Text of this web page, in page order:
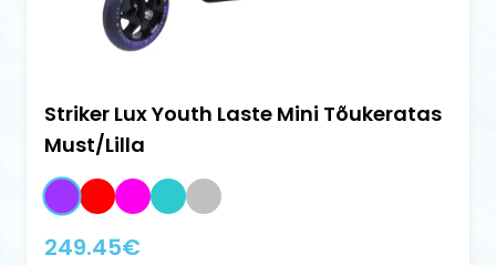
Striker Lux Youth Laste Mini Tõukeratas
Must/Lilla
249.45€